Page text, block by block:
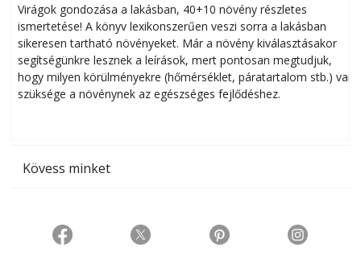
Virágok gondozása a lakásban, 40+10 növény részletes
ismertetése! A könyv lexikonszerűen veszi sorra a lakásban
sikeresen tart­ha­tó növényeket. Már a növény kiválasztásakor
segítségünkre lesznek a leírások, mert pontosan megtudjuk,
hogy milyen körülményekre (hőmérséklet, páratartalom stb.) van
szüksége a növénynek az egészséges fejlődéshez.
Kövess minket